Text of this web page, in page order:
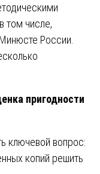
том числе,
России.
пригодности
ключевой вопрос:
копий решить